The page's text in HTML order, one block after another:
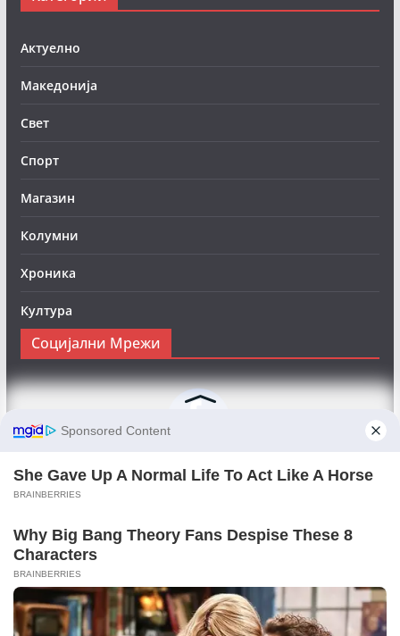
Актуелно
Македонија
Свет
Спорт
Магазин
Колумни
Хроника
Култура
Социјални Мрежи
Следете нè на Фејсбук за да сте во тек со најновите